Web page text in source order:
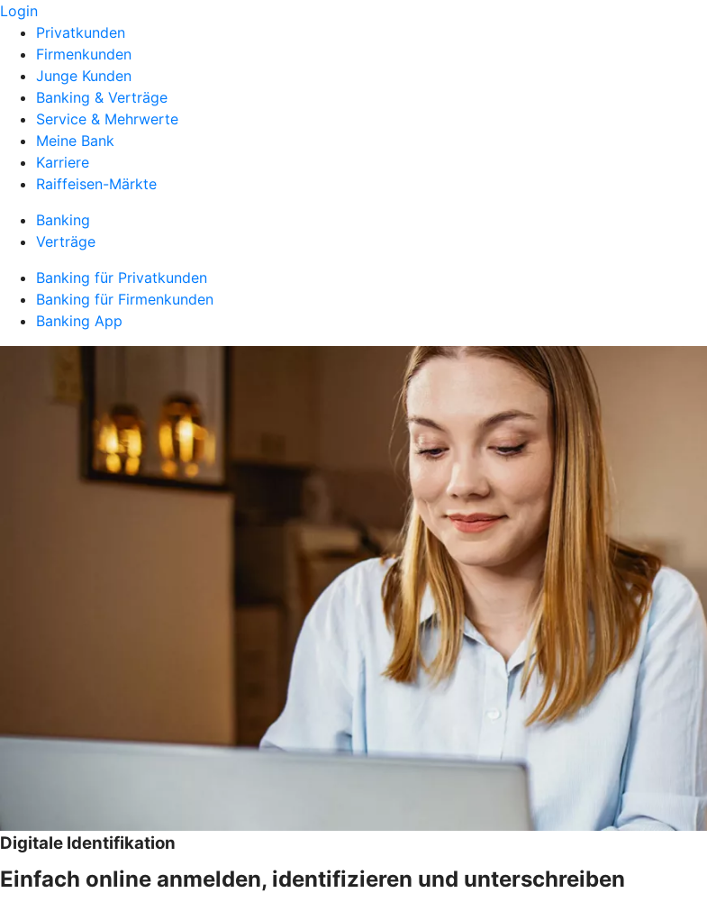
Login
Privatkunden
Firmenkunden
Junge Kunden
Banking & Verträge
Service & Mehrwerte
Meine Bank
Karriere
Raiffeisen-Märkte
Banking
Verträge
Banking für Privatkunden
Banking für Firmenkunden
Banking App
Digitale Identifikation
Einfach online anmelden, identifizieren und unterschreiben